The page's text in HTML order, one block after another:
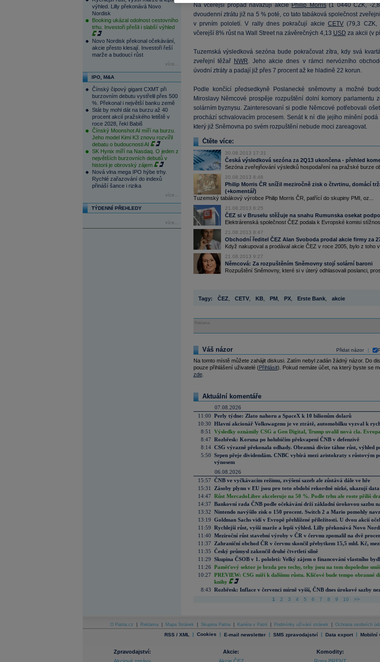
výhled. Lilly překonává Novo
Nordisk
Booking ukázal odolnost cestovního
trhu. Investoři přešli i slabší výhled
Novo Nordisk překonal očekávání,
akcie přesto klesají. Investoři řeší
marže a budoucí růst
více...
IPO, M&A
Čínský čipový gigant CXMT při
burzovním debutu vystřelil přes 500
%. Překonal i největší banku země
Stát by mohl dát na burzu až 40
procent akcií pražského letiště v
roce 2028, řekl Babiš
Čínský Moonshot AI míří na burzu.
Jeho model Kimi K3 znovu rozvířil
debatu o budoucnosti AI
SK Hynix míří na Nasdaq. O jeden z
největších burzovních debutů v
historii je obrovský zájem
Nová vlna mega IPO hýbe trhy.
Rychlé zařazování do indexů
přináší šance i rizika
více...
TÝDENNÍ PŘEHLEDY
více...
Na včerejší propad navazují akciePhilip Morris(1 0440CZK, -
dvoudenní ztrátu již na 5 % poté, co tato tabáková společnost
v prvním pololetí. V rally dnes pokračují akcie CETV(79,3 CZK,
včerejší 8% růst na Wall Street na závěrečných 4,13 USD za akcii (v
Tuzemská výsledková sezóna bude pokračovat zítra, kdy svá
zveřejní těžař NWR. Jeho akcie dnes v rámci nervózního
úvodní ztráty a padají již přes 7 procent až ke hladině 22 korun.
Podle končící předsedkyně Poslanecké sněmovny a možné
Miroslavy Němcové prospěje rozpuštění dolní komory parlamentu
solárním byznysu. Zainteresovaní si podle Němcové potřebovali
prochází schvalovacím procesem. Senát k ní dle jejího mínění
který již Sněmovna po svém rozpuštění nebude moci zareagovat.
Čtěte více:
30.08.2013 17:31
Česká výsledková sezóna za 2Q13 ukončena - přehled
Sezóna zveřejňování výsledků hospodaření na pražské burze
20.08.2013 8:48
Philip Morris ČR snížil meziročně zisk o čtvrtinu, domácí
(+komentář)
Tuzemský tabákový výrobce Philip Morris ČR, patřící do skupiny PMI, oz...
21.08.2013 8:25
ČEZ si v Bruselu stěžuje na snahu Rumunska osekat
Elektrárenská společnost ČEZ podala k Evropské komisi
21.08.2013 8:47
Obchodní ředitel ČEZ Alan Svoboda prodal akcie firmy za
Když nakupoval a prodával akcie ČEZ v roce 2005, bylo z toho
21.08.2013 9:27
Němcová: Za rozpuštěním Sněmovny stojí solární baroni
Rozpuštění Sněmovny, které si v úterý odhlasovali poslanci,
Tagy: ČEZ CETV, KB, PM, PX, Erste Bank, akcie
Reklama
Přidat názor
Váš názor
Na tomto místě můžete zahájit diskusi. Zatím nebyl zadán žádný názor. Do
pouze přihlášení uživatelé (Přihlásit). Pokud nemáte účet, na který byste se
zde.
Aktuální komentáře
07.08.2026
11:00 Perly týdne: Zlato nahoru a SpaceX k 10 bilionům dolarů
10:30 Hlavní akcionář Volkswagenu je ve ztrátě, automobilku vyzval k
8:51
Výsledky oznámily CSG a Gen Digital, Trump uvalil nová cla.
8:47 Rozbřesk: Koruna po holubičím překvapení ČNB v defenzivě
8:14 CSG výrazně překonala odhady. Obranná divize táhne růst, výhled
5:50 Srpen přeje dividendám. CNBC vybírá mezi aristokraty s růstovým
výnosem
06.08.2026
15:57 ČNB ve vyčkávacím režimu, zvýšení sazeb ale zůstává dále ve hře
15:31
Zásoby plynu v EU jsou pro toto období rekordně nízké, ukazují data
14:47 Růst MercadoLibre akceleruje na 50 %. Podle trhu ale roste příliš
14:37 Bankovní rada ČNB podle očekávání drží základní úrokovou sazbu
13:32 Nintendo navýšilo zisk o 150 procent. Switch 2 a Mario pomohly
13:19 Goldman Sachs vidí v Evropě přehlížené příležitosti. U dvou akcií
11:59 Rychlejší růst, vyšší marže a lepší výhled. Lilly překonává Novo
11:40 Meziroční růst stavební výroby v ČR v červnu zpomalil na dvě
11:37
Zahraniční obchod ČR v červnu skončil přebytkem 15,5 mld. Kč,
11:35 Český průmysl zakončil druhé čtvrtletí silně
11:29 Skupina ČSOB v 1. pololetí: Velký zájem o financování vlastního
11:26 Paměťový sektor je brzda pro techy, trhy jsou na tom dopoledne
10:27 PREVIEW: CSG míří k dalšímu růstu. Klíčové bude tempo obranné
knihy
8:43 Rozbřesk: Inflace v červenci mírně vyšší, ČNB dnes úrokové sazby
1 2 3 4 5 6 7 8 9 10 >>
O Patria.cz Reklama Mapa Stránek Skupina Patria Kariéra v Patrii Podmínky užívání stránek Ochrana osobních
RSS / XML | Cookies | E-mail newsletter | SMS zpravodajství | Data export | Mobilní
Zpravodajství:
Akcie:
Komodity: